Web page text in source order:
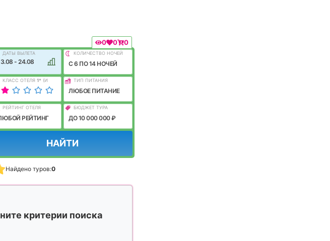
0 0 0
ДАТЫ ВЫЛЕТА
- 24.08
КОЛИЧЕСТВО НОЧЕЙ
C 6 ПО 14 НОЧЕЙ
КЛАСС ОТЕЛЯ 1* (И
ЛУЧШЕ)
ТИП ПИТАНИЯ
ЛЮБОЕ ПИТАНИЕ
РЕЙТИНГ ОТЕЛЯ
РЕЙТИНГ
БЮДЖЕТ ТУРА
ДО 10 000 000 ₽
НАЙТИ
Найдено туров:0
критерии поиска